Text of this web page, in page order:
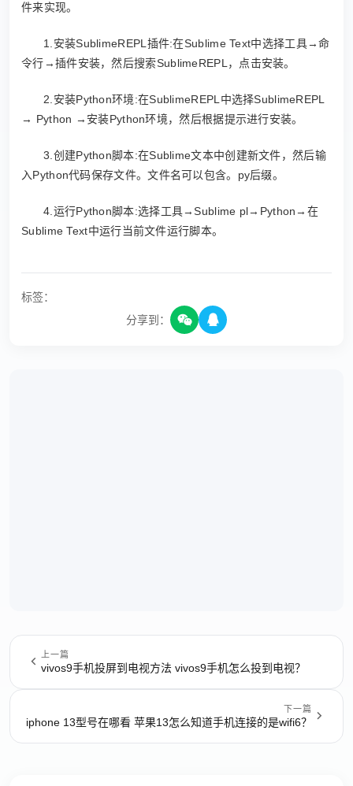
件来实现。
1.安装SublimeREPL插件:在Sublime Text中选择工具→命
令行→插件安装，然后搜索SublimeREPL，点击安装。
2.安装Python环境:在SublimeREPL中选择SublimeREPL
→ Python →安装Python环境，然后根据提示进行安装。
3.创建Python脚本:在Sublime文本中创建新文件，然后输
入Python代码保存文件。文件名可以包含。py后缀。
4.运行Python脚本:选择工具→Sublime pl→Python→在
Sublime Text中运行当前文件运行脚本。
标签：
分享到：
上一篇
vivos9手机投屏到电视方法 vivos9手机怎么投到电视？
下一篇
iphone 13型号在哪看 苹果13怎么知道手机连接的是wifi6？